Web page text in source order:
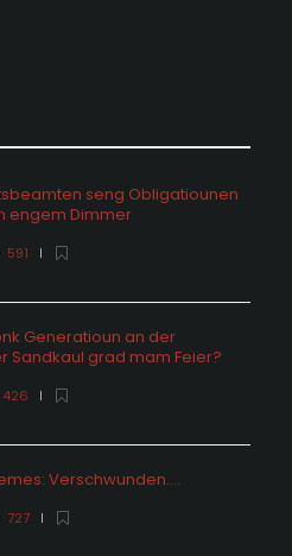
seng Obligatiounen
engem Dimmer
591
Generatioun an der
Sandkaul grad mam Feier?
426
Verschwunden….
727